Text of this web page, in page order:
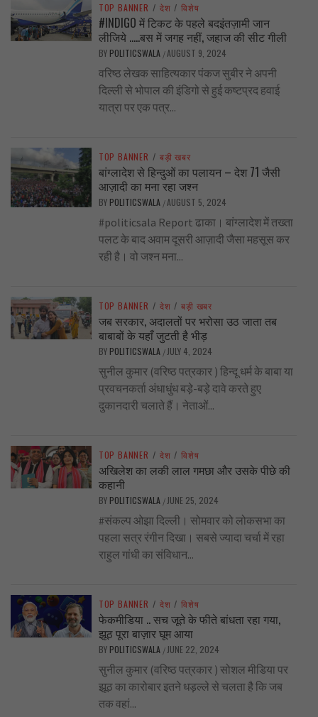
TOP BANNER / देश / विशेष
#INDIGO में टिकट के पहले बदइंतज़ामी जान
लीजिये …..बस में जगह नहीं, जहाज की सीट गीली
BY POLITICSWALA /AUGUST 9, 2024
वरिष्ठ लेखक साहित्यकार पंकज सुबीर ने अपनी
दिल्ली से भोपाल की इंडिगो से हुई कष्टप्रद हवाई
यात्रा पर एक पत्र...
TOP BANNER / बड़ी खबर
बांग्लादेश से हिन्दुओं का पलायन – देश 71 जैसी
आज़ादी का मना रहा जश्न
BY POLITICSWALA /AUGUST 5, 2024
#politicsala Report ढाका। बांग्लादेश में तख्ता
पलट के बाद अवाम दूसरी आज़ादी जैसा महसूस कर
रही है। वो जश्न मना...
TOP BANNER / देश / बड़ी खबर
जब सरकार, अदालतों पर भरोसा उठ जाता तब
बाबाबों के यहाँ जुटती है भीड़
BY POLITICSWALA / JULY 4, 2024
सुनील कुमार (वरिष्ठ पत्रकार ) हिन्दू धर्म के बाबा या
प्रवचनकर्ता अंधाधुंध बड़े-बड़े दावे करते हुए
दुकानदारी चलाते हैं। नेताओं...
TOP BANNER / देश / विशेष
अखिलेश का लकी लाल गमछा और उसके पीछे की
कहानी
BY POLITICSWALA / JUNE 25, 2024
#संकल्प ओझा दिल्ली। सोमवार को लोकसभा का
पहला सत्र रंगीन दिखा। सबसे ज्यादा चर्चा में रहा
राहुल गांधी का संविधान...
TOP BANNER / देश / विशेष
फेकमीडिया .. सच जूते के फीते बांधता रहा गया,
झूठ पूरा बाज़ार घूम आया
BY POLITICSWALA / JUNE 22, 2024
सुनील कुमार (वरिष्ठ पत्रकार ) सोशल मीडिया पर
झूठ का कारोबार इतने धड़ल्ले से चलता है कि जब
तक वहां...